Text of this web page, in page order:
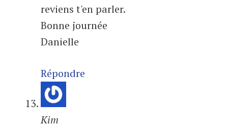
reviens t'en parler.
Bonne journée
Danielle
Répondre
Kim